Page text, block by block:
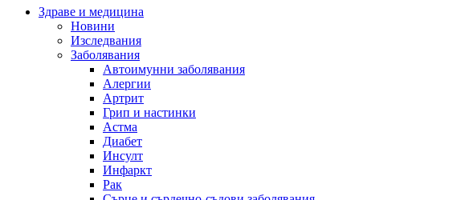
Здраве и медицина
Новини
Изследвания
Заболявания
Автоимунни заболявания
Алергии
Артрит
Грип и настинки
Астма
Диабет
Инсулт
Инфаркт
Рак